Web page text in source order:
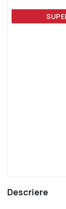
Descriere